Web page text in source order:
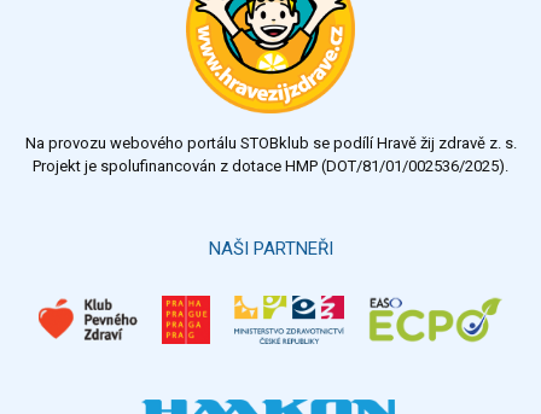
Výsledky Všechny ankety
Na provozu webového portálu STOBklub se podílí Hravě žij zdravě z. s.
Projekt je spolufinancován z dotace HMP (DOT/81/01/002536/2025).
NAŠI PARTNEŘI